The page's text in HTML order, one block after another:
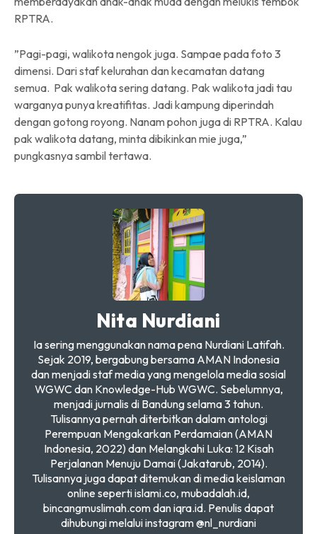
RPTRA.
”Pagi-pagi, walikota nengok juga. Sampae pada foto 3
dimensi. Dari staf kelurahan dan kecamatan datang
semua. Pak walikota sering datang. Pak walikota jadi tau
warganya punya kreatifitas. Jadi kampung diperindah
dengan gotong royong. Nanam pohon juga di RPTRA. Kalau
pak walikota datang, minta dibikinkan mie juga,”
pungkasnya sambil tertawa.
Nita Nurdiani
Ia sering menggunakan nama pena Nurdiani Latifah.
Sejak 2019, bergabung bersama AMAN Indonesia
dan menjadi staf media yang mengelola media sosial
WGWC dan Knowledge-Hub WGWC. Sebelumnya,
menjadi jurnalis di Bandung selama 3 tahun.
Tulisannya pernah diterbitkan dalam antologi
Perempuan Mengakarkan Perdamaian (AMAN
Indonesia, 2022) dan Melangkahi Luka: 12 Kisah
Perjalanan Menuju Damai (Jakatarub, 2014).
Tulisannya juga dapat ditemukan di media keislaman
online seperti islami.co, mubadalah.id,
bincangmuslimah.com dan iqra.id. Penulis dapat
dihubungi melalui instagram @nl_nurdiani